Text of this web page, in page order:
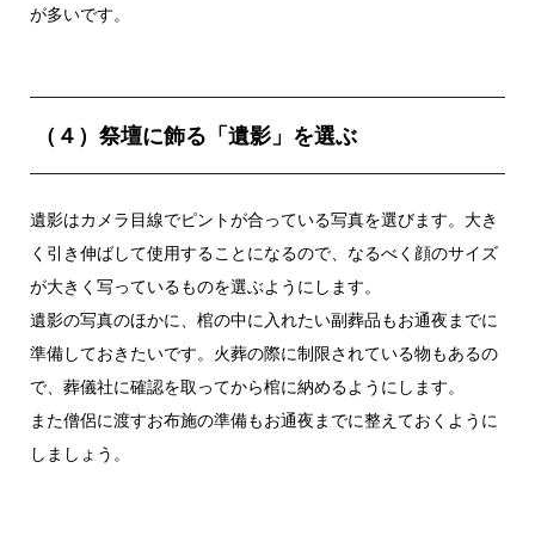
が多いです。
（４）祭壇に飾る「遺影」を選ぶ
遺影はカメラ目線でピントが合っている写真を選びます。大き
く引き伸ばして使用することになるので、なるべく顔のサイズ
が大きく写っているものを選ぶようにします。
遺影の写真のほかに、棺の中に入れたい副葬品もお通夜までに
準備しておきたいです。火葬の際に制限されている物もあるの
で、葬儀社に確認を取ってから棺に納めるようにします。
また僧侶に渡すお布施の準備もお通夜までに整えておくように
しましょう。